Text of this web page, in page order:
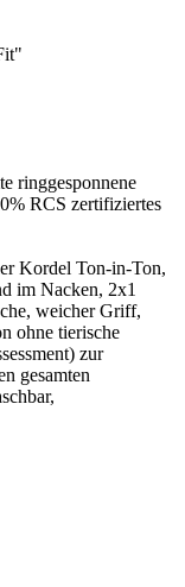
ringgesponnene
RCS zertifiziertes
Kordel Ton-in-Ton,
im Nacken, 2x1
weicher Griff,
ohne tierische
zur
gesamten